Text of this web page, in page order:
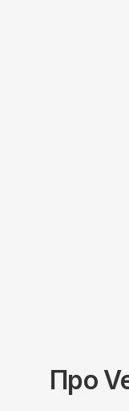
Про